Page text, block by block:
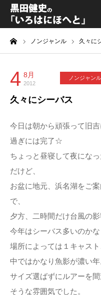
ノンジャンル 久々に
4 8月
2012
ノンジャンル
久々にシーバス
今日は朝から頑張って旧
過ぎには完了☆
ちょっと昼寝して夜にな
だけど、
お盆に地元、浜名湖をご
で、
夕方、二時間だけ台風の
今年はシーバス多いのかな
場所によっては１キャス
中ではかなり魚影が濃い年
サイズ選ばずにルアーを
そうな雰囲気でした。
黒田健史プロフィール
カテゴリ一覧
喫茶KURODA
YouTube｜Kuro
メディア出演
プライバシーポリシー